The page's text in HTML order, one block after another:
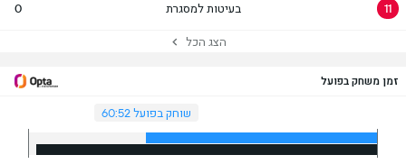
11 בעיטות למסגרת 0
הצג הכל
זמן משחק בפועל
שוחק בפועל 60:52